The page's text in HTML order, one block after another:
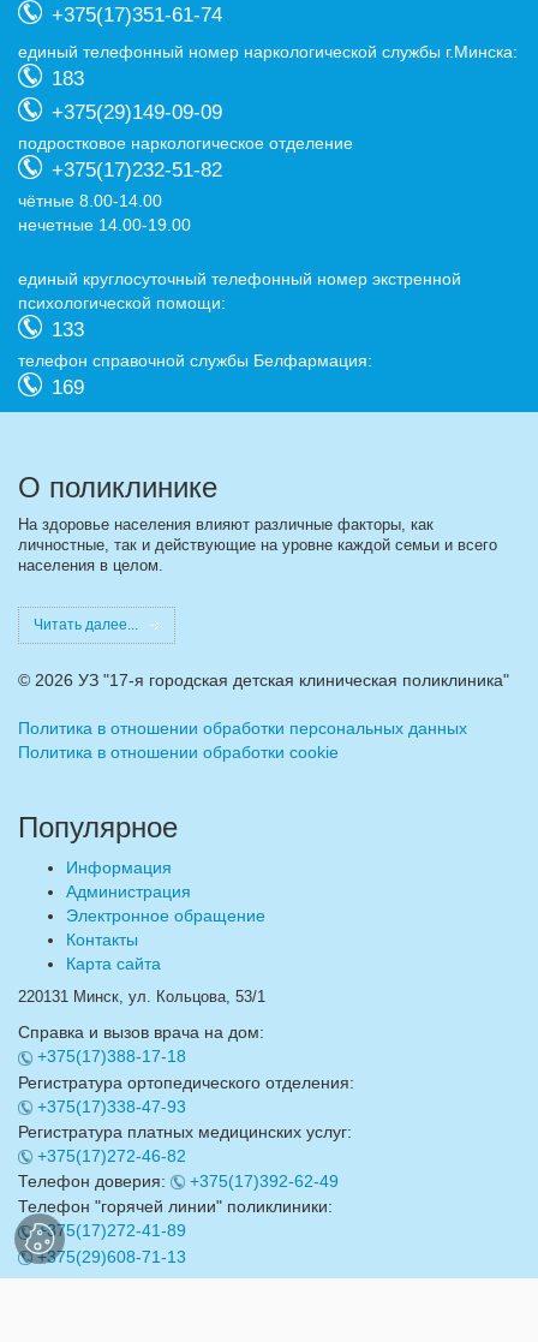
+375(17)351-61-74
eдиный телефонный номер наркологической службы г.Минска:
183
+375(29)149-09-09
подростковое наркологическое отделение
+375(17)232-51-82
чётные 8.00-14.00
нечетные 14.00-19.00
eдиный круглосуточный телефонный номер экстренной
психологической помощи:
133
телефон справочной службы Белфармация:
169
О поликлинике
На здоровье населения влияют различные факторы, как
личностные, так и действующие на уровне каждой семьи и всего
населения в целом.
Читать далее...
© 2026 УЗ "17-я городская детская клиническая поликлиника"
Политика в отношении обработки персональных данных
Политика в отношении обработки cookie
Популярное
Информация
Администрация
Электронное обращение
Контакты
Карта сайта
220131 Минск, ул. Кольцова, 53/1
Справка и вызов врача на дом:
+375(17)388-17-18
Регистратура ортопедического отделения:
+375(17)338-47-93
Регистратура платных медицинских услуг:
+375(17)272-46-82
Телефон доверия:
+375(17)392-62-49
Телефон "горячей линии" поликлиники:
+375(17)272-41-89
+375(29)608-71-13